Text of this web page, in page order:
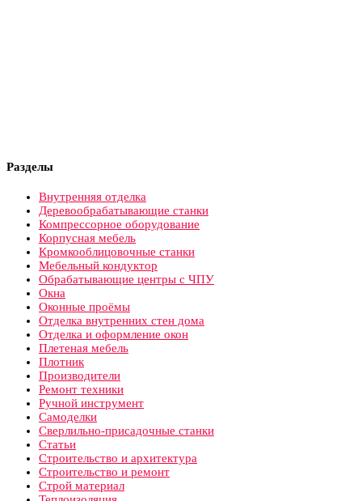
Разделы
Внутренняя отделка
Деревообрабатывающие станки
Компрессорное оборудование
Корпусная мебель
Кромкооблицовочные станки
Мебельный кондуктор
Обрабатывающие центры с ЧПУ
Окна
Оконные проёмы
Отделка внутренних стен дома
Отделка и оформление окон
Плетеная мебель
Плотник
Производители
Ремонт техники
Ручной инструмент
Самоделки
Сверлильно-присадочные станки
Статьи
Строительство и архитектура
Строительство и ремонт
Строй материал